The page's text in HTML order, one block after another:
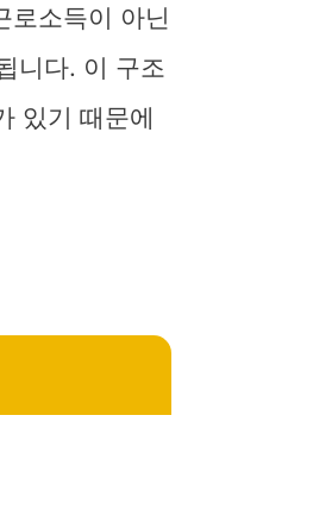
로소득이 아닌
니다. 이 구조
있기 때문에